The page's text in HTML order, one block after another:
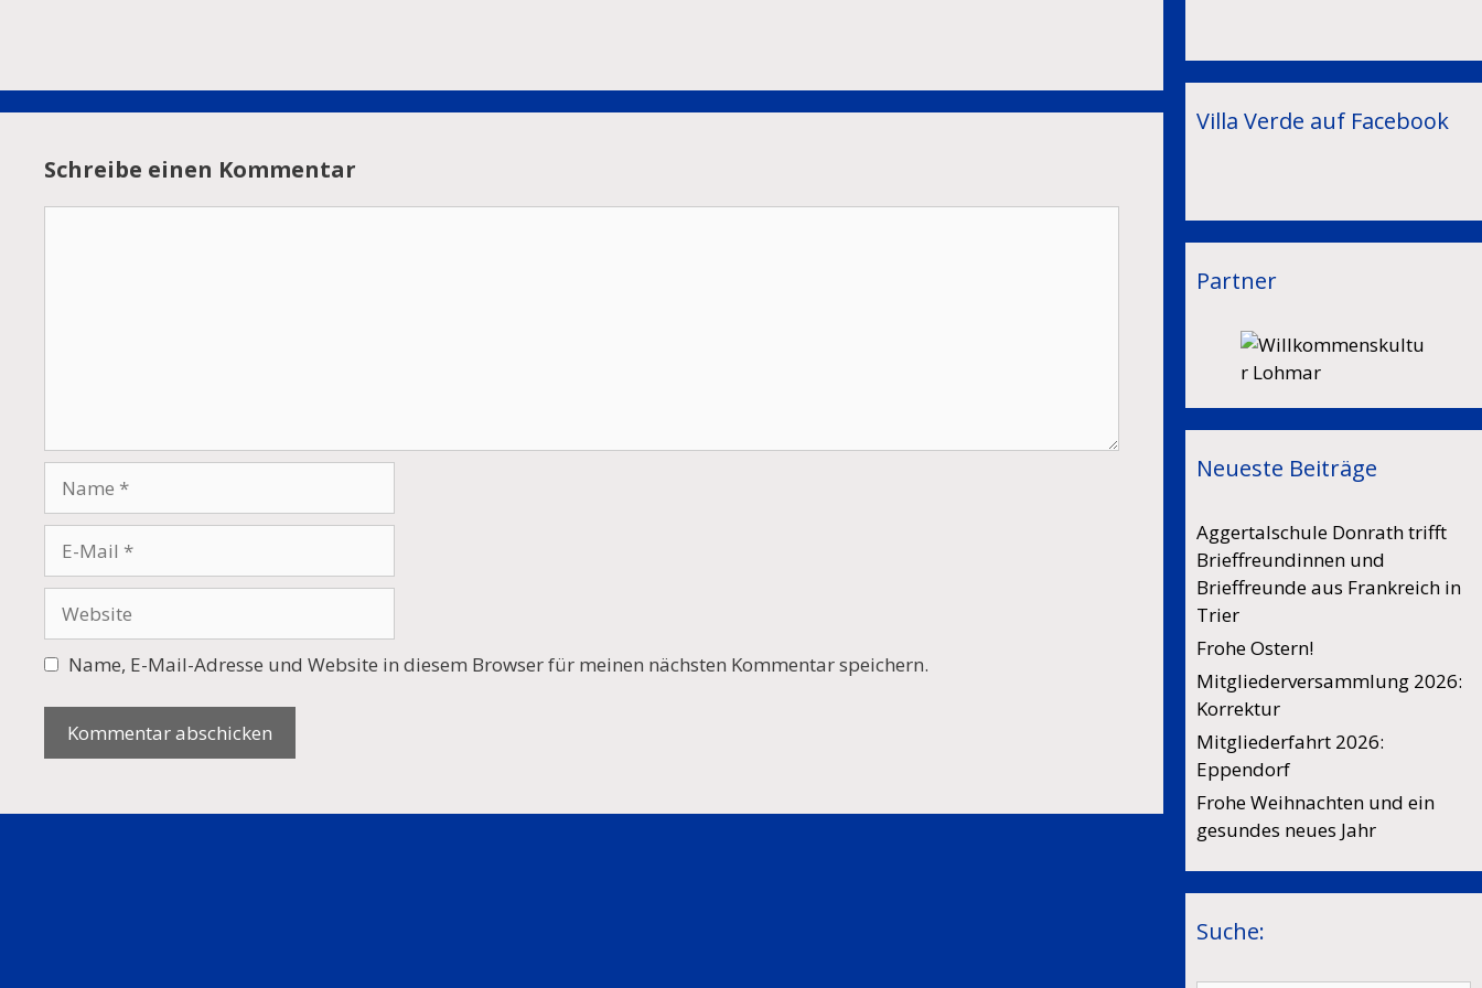
Schreibe einen Kommentar
Mail
Name, E-Mail-Adresse und Website in diesem Browser für meinen nächsten Kommentar speichern.
Villa Verde auf Facebook
Partner
Neueste Beiträge
Aggertalschule Donrath trifft
Brieffreundinnen und
Brieffreunde aus Frankreich in
Trier
Frohe Ostern!
Mitgliederversammlung 2026:
Korrektur
Mitgliederfahrt 2026:
Eppendorf
Frohe Weihnachten und ein
gesundes neues Jahr
Suche: